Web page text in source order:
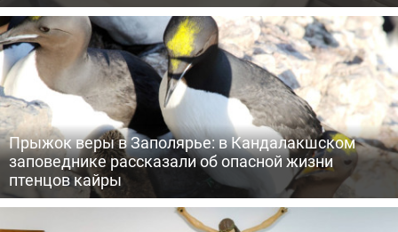
Прыжок веры в Заполярье: в Кандалакшском
заповеднике рассказали об опасной жизни
птенцов кайры